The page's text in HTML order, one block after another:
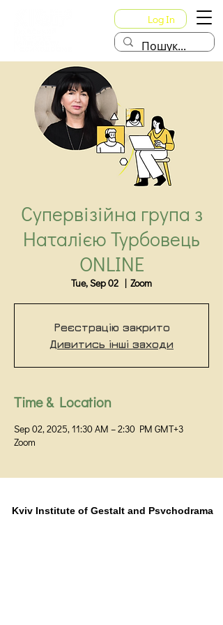
Log In
Супервізійна група з
Наталією Турбовець
ONLINE
Tue, Sep 02
  |
Zoom
Реєстрацію закрито
Дивитись інші заходи
Time & Location
Sep 02, 2025, 11:30 AM – 2:30 PM GMT+3
Zoom
Kyiv Institute of Gestalt and Psychodrama